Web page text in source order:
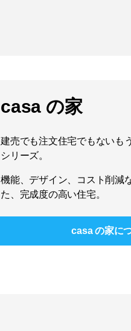
casa の家
建売でも注文住宅でもないも
シリーズ。
機能、デザイン、コスト削減
た、完成度の高い住宅。
casa の家に